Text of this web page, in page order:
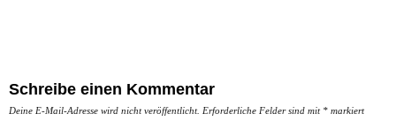
Schreibe einen Kommentar
Deine E-Mail-Adresse wird nicht veröffentlicht. Erforderliche Felder sind mit * markiert